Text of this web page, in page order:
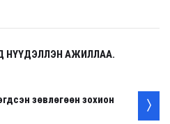
НҮҮДЭЛЛЭН АЖИЛЛАА.
зөвлөгөөн зохион